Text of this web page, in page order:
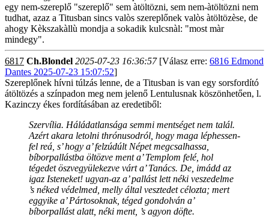
egy nem-szereplő "szereplő" sem àtöltözni, sem nem-àtöltözni nem
tudhat, azaz a Titusban sincs valòs szereplőnek valòs àtöltözèse, de
ahogy Kèkszakàllù mondja a sokadik kulcsnàl: "most màr
mindegy".
6817 Ch.Blondel 2025-07-23 16:36:57[Válasz erre: 6816 Edmond
Dantes 2025-07-23 15:07:52]
Szereplőnek hívni túlzás lenne, de a Titusban is van egy sorsfordító
átöltözés a színpadon meg nem jelenő Lentulusnak köszönhetően, l.
Kazinczy ékes fordításában az eredetiből:
Szervília. Háládatlansága semmi mentséget nem talál.
Azért akara letolni thrónusodról, hogy maga léphessen-
fel reá, s’ hogy a’ felzúdúlt Népet megcsalhassa,
bíborpallástba öltözve ment a’ Templom felé, hol
tégedet öszvegyülekezve várt a’ Tanács. De, imádd az
igaz Isteneket! ugyan-az a’ pallást lett néki veszedelme
’s néked védelmed, melly által vesztedet célozta; mert
eggyike a’ Pártosoknak, téged gondolván a’
bíborpallást alatt, néki ment, ’s agyon döfte.